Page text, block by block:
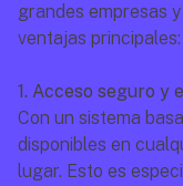
grandes empresas
ventajas principales:
1. Acceso seguro y
Con un sistema
disponibles en
lugar. Esto es